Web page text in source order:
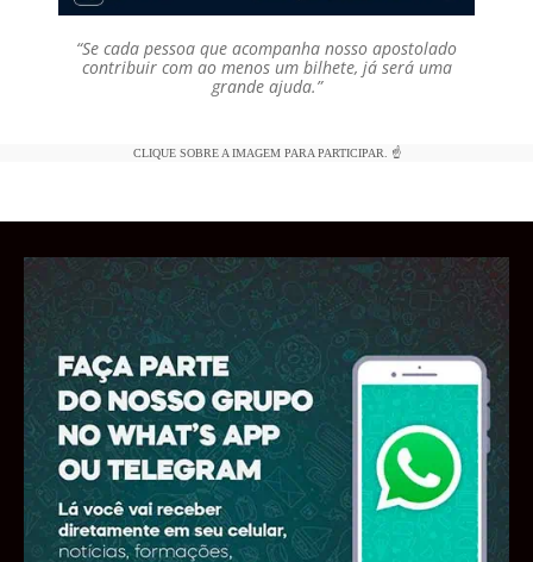
“Se cada pessoa que acompanha nosso apostolado
contribuir com ao menos um bilhete, já será uma
grande ajuda.”
CLIQUE SOBRE A IMAGEM PARA PARTICIPAR. ☝️